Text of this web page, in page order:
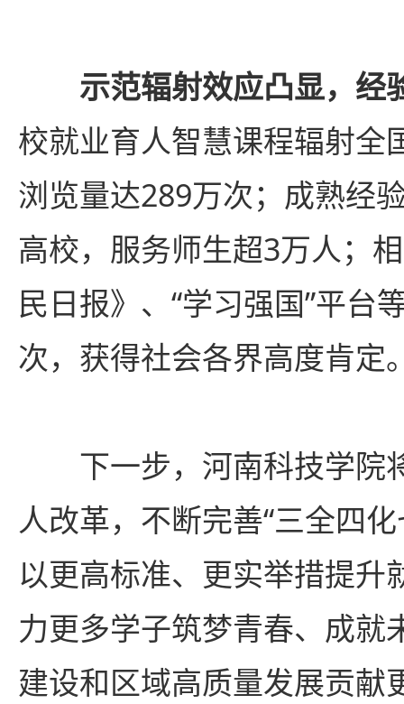
示范辐射效应凸显，经
校就业育人智慧课程辐射全
浏览量达289万次；成熟经
高校，服务师生超3万人；
民日报》、“学习强国”平台
次，获得社会各界高度肯定
下一步，河南科技学院
人改革，不断完善“三全四
以更高标准、更实举措提升
力更多学子筑梦青春、成就
建设和区域高质量发展贡献